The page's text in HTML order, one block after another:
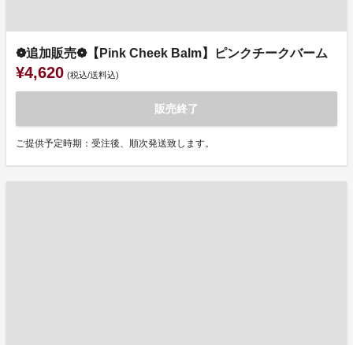
❁追加販売❁【Pink Cheek Balm】ピンクチークバーム
¥4,620 (税込/送料込)
販売終了
ご提供予定時期：受注後、順次発送致します。